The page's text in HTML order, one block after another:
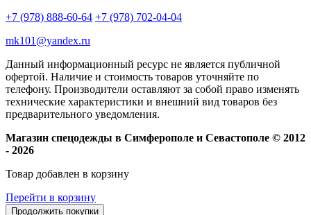
+7 (978) 888-60-64 +7 (978) 702-04-04
mk101@yandex.ru
Данный информационный ресурс не является публичной
офертой. Наличие и стоимость товаров уточняйте по
телефону. Производители оставляют за собой право изменять
технические характеристики и внешний вид товаров без
предварительного уведомления.
Магазин спецодежды в Симферополе и Севастополе © 2012
- 2026
Товар добавлен в корзину
Перейти в корзину
Продолжить покупки